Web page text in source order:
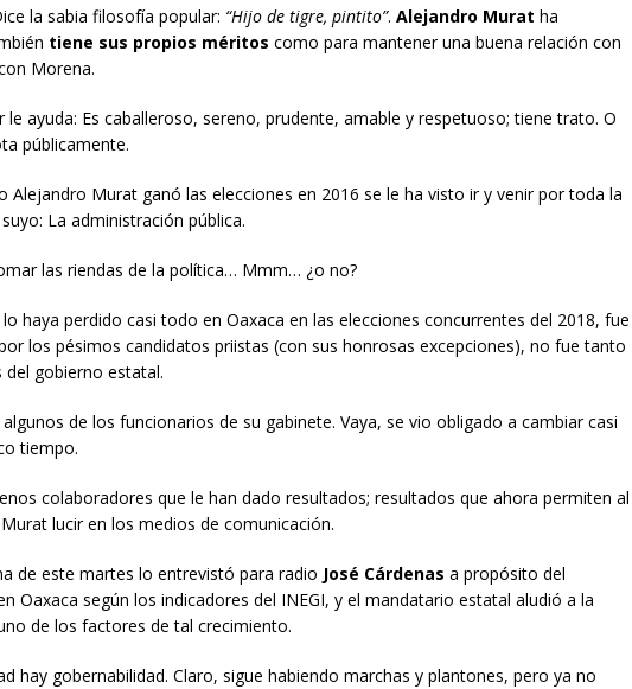
la sabia filosofía popular: “Hijo de tigre, pintito”. Alejandro Murat ha
tiene sus propios méritos como para mantener una buena relación con
Morena.
le ayuda: Es caballeroso, sereno, prudente, amable y respetuoso; tiene trato. O
públicamente.
Alejandro Murat ganó las elecciones en 2016 se le ha visto ir y venir por toda la
La administración pública.
las riendas de la política… Mmm… ¿o no?
lo haya perdido casi todo en Oaxaca en las elecciones concurrentes del 2018, fue
los pésimos candidatos priistas (con sus honrosas excepciones), no fue tanto
gobierno estatal.
de los funcionarios de su gabinete. Vaya, se vio obligado a cambiar casi
tiempo.
colaboradores que le han dado resultados; resultados que ahora permiten al
lucir en los medios de comunicación.
de este martes lo entrevistó para radio José Cárdenas a propósito del
Oaxaca según los indicadores del INEGI, y el mandatario estatal aludió a la
de los factores de tal crecimiento.
hay gobernabilidad. Claro, sigue habiendo marchas y plantones, pero ya no